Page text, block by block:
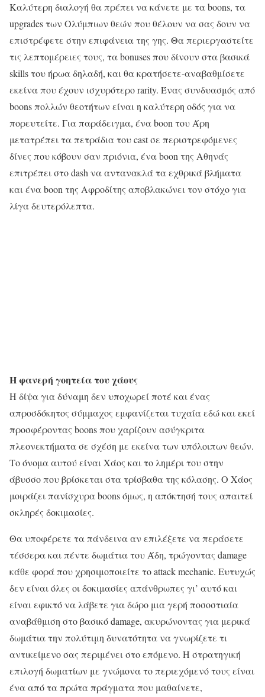
Καλύτερη διαλογή θα πρέπει να κάνετε με τα boons, τα
upgrades των Ολύμπιων θεών που θέλουν να σας δουν να
επιστρέφετε στην επιφάνεια της γης. Θα περιεργαστείτε
τις λεπτομέρειες τους, τα bonuses που δίνουν στα βασικά
skills του ήρωα δηλαδή, και θα κρατήσετε-αναβαθμίσετε
εκείνα που έχουν ισχυρότερο rarity. Ένας συνδυασμός από
boons πολλών θεοτήτων είναι η καλύτερη οδός για να
πορευτείτε. Για παράδειγμα, ένα boon του Άρη
μετατρέπει τα πετράδια του cast σε περιστρεφόμενες
δίνες που κόβουν σαν πριόνια, ένα boon της Αθηνάς
επιτρέπει στο dash να αντανακλά τα εχθρικά βλήματα
και ένα boon της Αφροδίτης αποβλακώνει τον στόχο για
λίγα δευτερόλεπτα.
Η φανερή γοητεία του χάους
Η δίψα για δύναμη δεν υποχωρεί ποτέ και ένας
απροσδόκητος σύμμαχος εμφανίζεται τυχαία εδώ και εκεί
προσφέροντας boons που χαρίζουν ασύγκριτα
πλεονεκτήματα σε σχέση με εκείνα των υπόλοιπων θεών.
Το όνομα αυτού είναι Χάος και το λημέρι του στην
άβυσσο που βρίσκεται στα τρίσβαθα της κόλασης. Ο Χάος
μοιράζει πανίσχυρα boons όμως, η απόκτησή τους απαιτεί
σκληρές δοκιμασίες.
Θα υποφέρετε τα πάνδεινα αν επιλέξετε να περάσετε
τέσσερα και πέντε δωμάτια του Άδη, τρώγοντας damage
κάθε φορά που χρησιμοποιείτε το attack mechanic. Ευτυχώς
δεν είναι όλες οι δοκιμασίες απάνθρωπες γι’ αυτό και
είναι εφικτό να λάβετε για δώρο μια γερή ποσοστιαία
αναβάθμιση στο βασικό damage, ακυρώνοντας για μερικά
δωμάτια την πολύτιμη δυνατότητα να γνωρίζετε τι
αντικείμενο σας περιμένει στο επόμενο. Η στρατηγική
επιλογή δωματίων με γνώμονα το περιεχόμενό τους είναι
ένα από τα πρώτα πράγματα που μαθαίνετε,